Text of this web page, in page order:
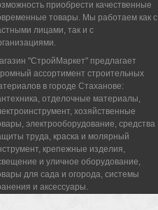
приобрести качественные
товары. Мы работаем как с
лицами, так и с
"СтройМаркет" предлагает
ассортимент строительных
в городе Стаханове:
отделочные материалы,
хозяйственные
электрооборудование, средства
труда, краска и молярный
крепежные изделия,
и уличное оборудование,
для сада и огорода, системы
и аксессуары.